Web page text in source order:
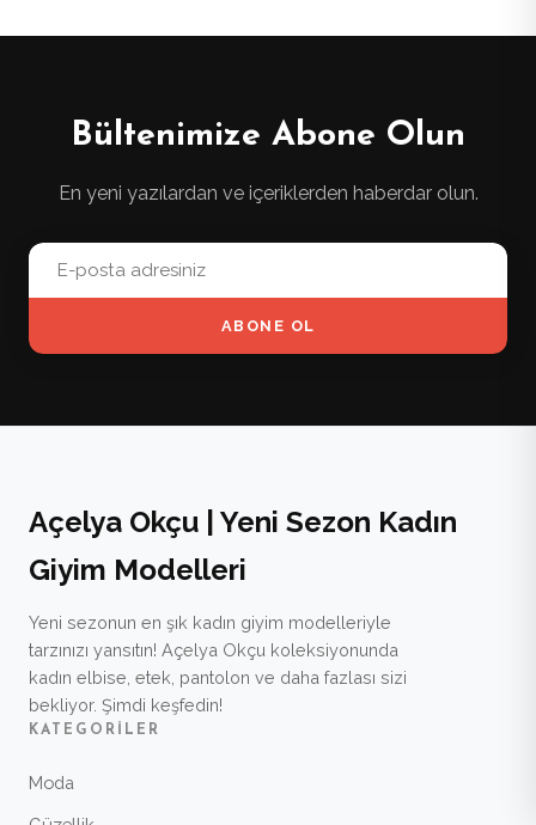
Bültenimize Abone Olun
En yeni yazılardan ve içeriklerden haberdar olun.
ABONE OL
Açelya Okçu | Yeni Sezon Kadın
Giyim Modelleri
Yeni sezonun en şık kadın giyim modelleriyle
tarzınızı yansıtın! Açelya Okçu koleksiyonunda
kadın elbise, etek, pantolon ve daha fazlası sizi
bekliyor. Şimdi keşfedin!
KATEGORILER
Moda